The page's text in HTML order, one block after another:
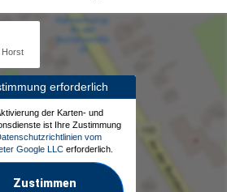
Horst
erforderlich
der Karten- und
ist Ihre Zustimmung
vom
Google LLC erforderlich.
Zustimmen